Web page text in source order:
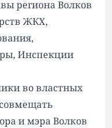
региона Волков
ЖКХ,
Инспекции
во властных
и мэра Волков